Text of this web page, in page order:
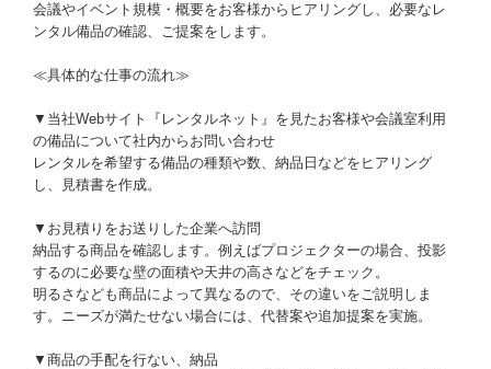
会議やイベント規模・概要をお客様からヒアリングし、必要なレ
ンタル備品の確認、ご提案をします。
≪具体的な仕事の流れ≫
▼当社Webサイト『レンタルネット』を見たお客様や会議室利用
の備品について社内からお問い合わせ
レンタルを希望する備品の種類や数、納品日などをヒアリング
し、見積書を作成。
▼お見積りをお送りした企業へ訪問
納品する商品を確認します。例えばプロジェクターの場合、投影
するのに必要な壁の面積や天井の高さなどをチェック。
明るさなども商品によって異なるので、その違いをご説明しま
す。ニーズが満たせない場合には、代替案や追加提案を実施。
▼商品の手配を行ない、納品